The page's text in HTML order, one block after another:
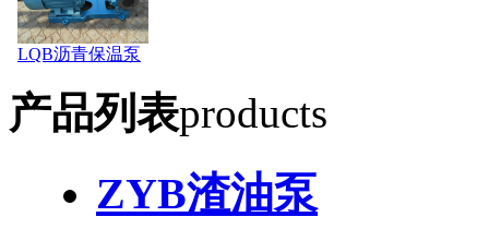
LQB沥青保温泵
产品列表products
ZYB渣油泵